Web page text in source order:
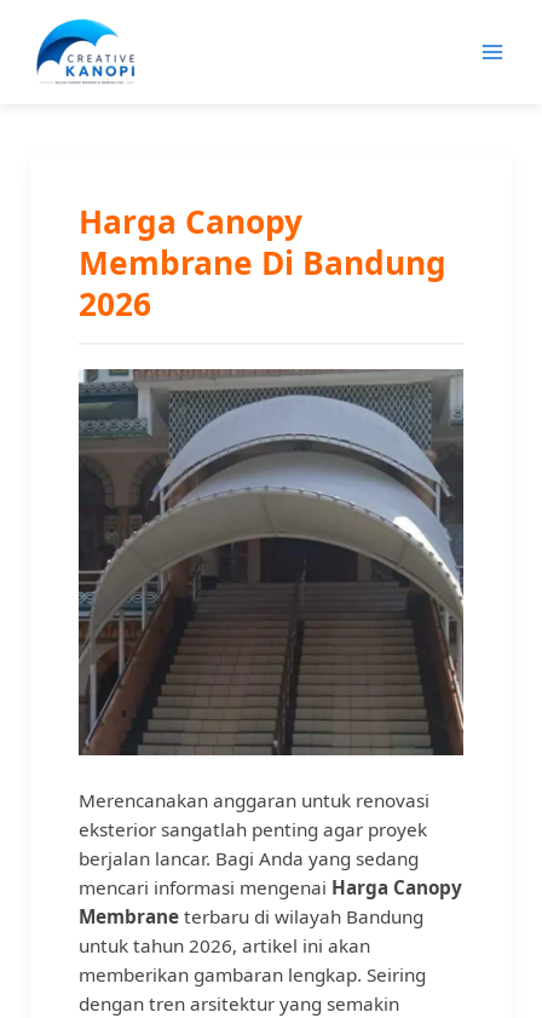
konten
Harga Canopy
Membrane Di Bandung
2026
Merencanakan anggaran untuk renovasi
eksterior sangatlah penting agar proyek
berjalan lancar. Bagi Anda yang sedang
mencari informasi mengenai Harga Canopy
Membrane terbaru di wilayah Bandung
untuk tahun 2026, artikel ini akan
memberikan gambaran lengkap. Seiring
dengan tren arsitektur yang semakin